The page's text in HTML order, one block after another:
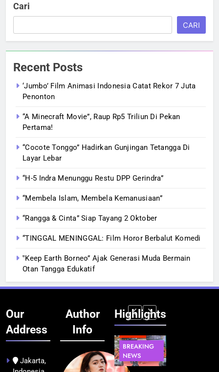
Cari
CARI
Recent Posts
‘Jumbo’ Film Animasi Indonesia Catat Rekor 7 Juta
Penonton
“A Minecraft Movie”, Raup Rp5 Triliun Di Pekan
Pertama!
“Cocote Tonggo” Hadirkan Gunjingan Tetangga Di
Layar Lebar
“H-5 Indra Menunggu Restu DPP Gerindra”
“Membela Islam, Membela Kemanusiaan”
“Rangga & Cinta” Siap Tayang 2 Oktober
“TINGGAL MENINGGAL: Film Horor Berbalut Komedi
‟Keep Earth Borneo” Ajak Generasi Muda Bermain
Otan Tangga Edukatif
Our
Address
Jakarta,
Author
Info
Highlights
BERITA
NEWS
INFRASTRUKTUR
TEKNOLOGI
BREAKING
NEWS